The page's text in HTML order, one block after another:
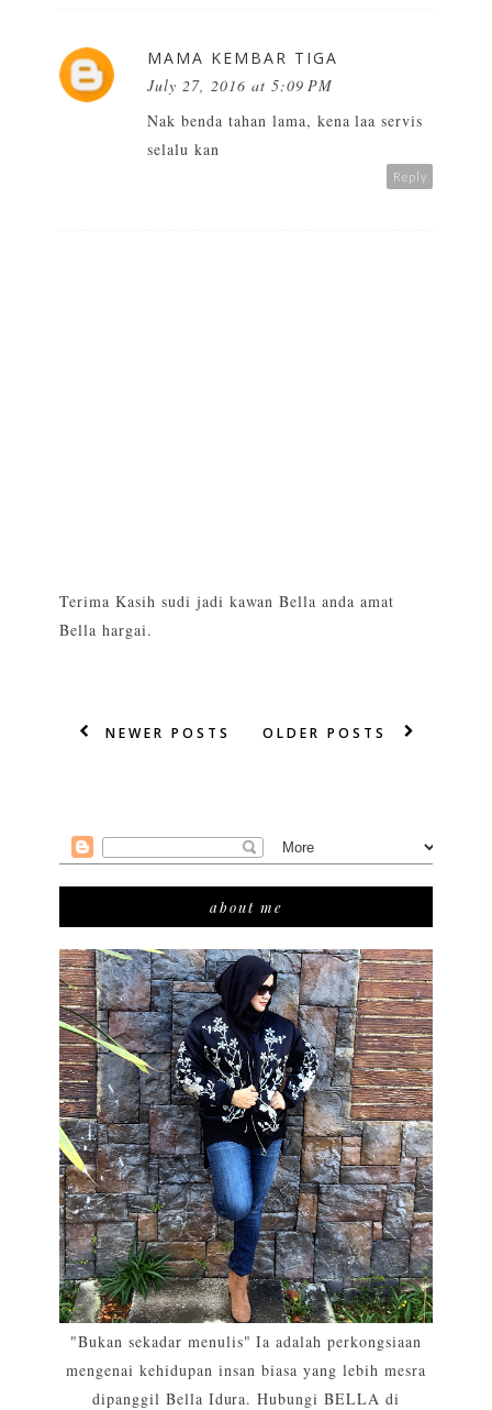
MAMA KEMBAR TIGA
July 27, 2016 at 5:09 PM
Nak benda tahan lama, kena laa servis
selalu kan
Reply
Terima Kasih sudi jadi kawan Bella anda amat
Bella hargai.
NEWER POSTS OLDER POSTS
about me
"Bukan sekadar menulis" Ia adalah perkongsiaan
mengenai kehidupan insan biasa yang lebih mesra
dipanggil Bella Idura. Hubungi BELLA di